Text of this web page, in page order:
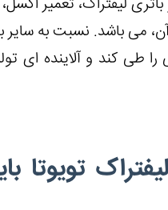
می باشد. نسبت به سایر
کند و آلاینده ای
تویوتا